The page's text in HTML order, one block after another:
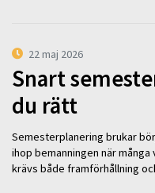
22 maj 2026
Snart
du rätt
Semesterplanering brukar
ihop bemanningen när
krävs både framförhållning